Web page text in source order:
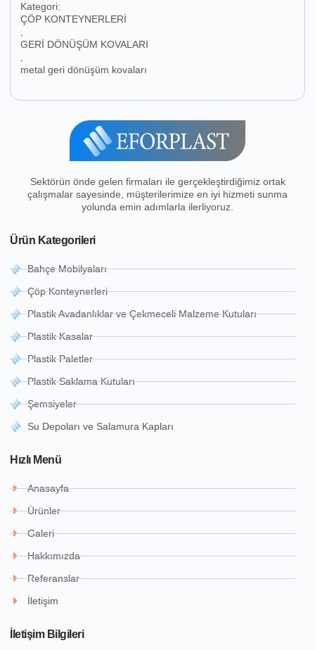
Kategori:
ÇÖP KONTEYNERLERİ
,
GERİ DÖNÜŞÜM KOVALARI
,
metal geri dönüşüm kovaları
Sektörün önde gelen firmaları ile gerçekleştirdiğimiz ortak
çalışmalar sayesinde, müşterilerimize en iyi hizmeti sunma
yolunda emin adımlarla ilerliyoruz.
Ürün Kategorileri
Bahçe Mobilyaları
Çöp Konteynerleri
Plastik Avadanlıklar ve Çekmeceli Malzeme Kutuları
Plastik Kasalar
Plastik Paletler
Plastik Saklama Kutuları
Şemsiyeler
Su Depoları ve Salamura Kapları
Hızlı Menü
Anasayfa
Ürünler
Galeri
Hakkımızda
Referanslar
İletişim
İletişim Bilgileri